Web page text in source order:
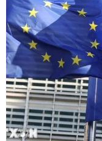
Cuộc tìm kiếm và
tim lỗi '
07/08/2026 04:03
Hà Nội cảnh báo
bào gốc trong
đẹp